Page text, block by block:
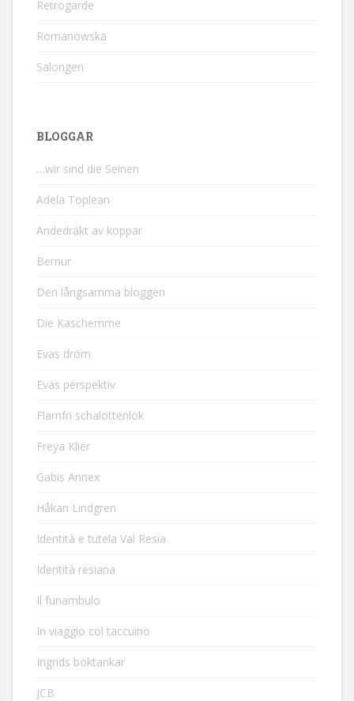
Retrogarde
Romanowska
Salongen
BLOGGAR
…wir sind die Seinen
Adela Toplean
Andedräkt av koppar
Bernur
Den långsamma bloggen
Die Kaschemme
Evas dröm
Evas perspektiv
Flarnfri schalottenlök
Freya Klier
Gabis Annex
Håkan Lindgren
Identità e tutela Val Resia
Identità resiana
Il funambulo
In viaggio col taccuino
Ingrids boktankar
JCB